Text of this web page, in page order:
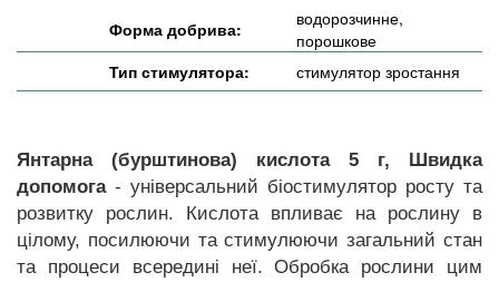
Форма добрива:
водорозчинне,
порошкове
Тип стимулятора:
стимулятор зростання
Янтарна (бурштинова) кислота 5 г, Швидка
допомога- універсальний біостимулятор росту та
розвитку рослин. Кислота впливає на рослину в
цілому, посилюючи та стимулюючи загальний стан
та процеси всередині неї. Обробка рослини цим